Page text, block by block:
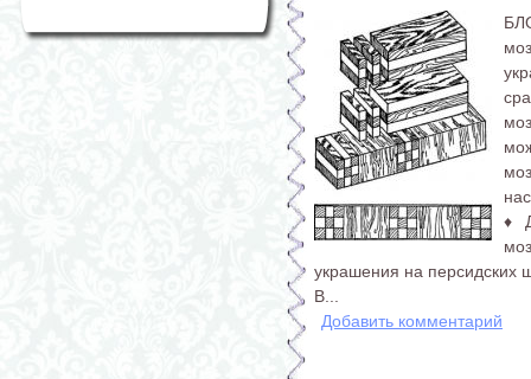
♦
украшения на персидских
В...
Добавить комментарий